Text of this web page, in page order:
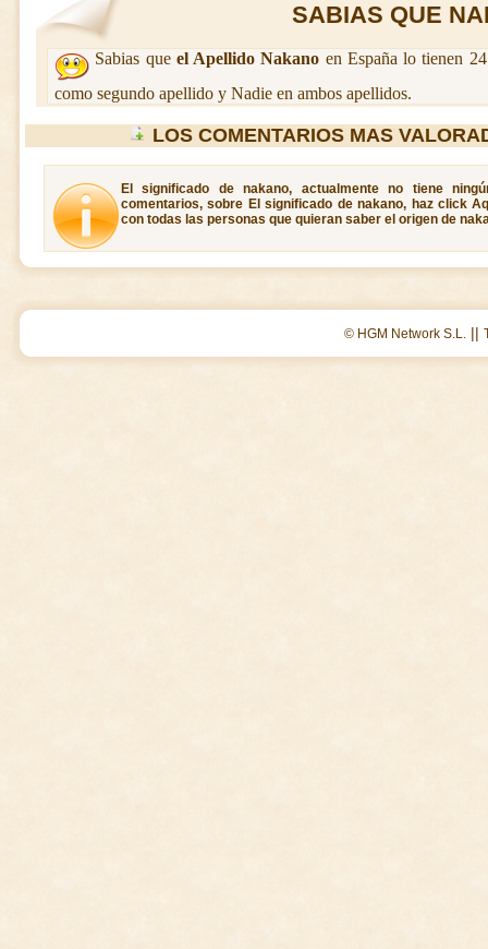
SABIAS QUE
Sabias que el Apellido Nakano en España lo tienen
como segundo apellido y Nadie en ambos apellidos.
LOS COMENTARIOS MAS
El significado de nakano, actualmente no tiene
comentarios, sobre El significado de nakano, haz click
con todas las personas que quieran saber el origen de
© HGM Network S.L. ||